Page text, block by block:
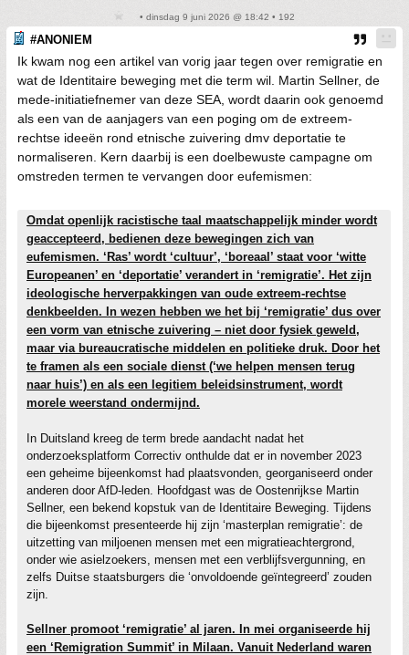
• dinsdag 9 juni 2026 @ 18:42 • 192
#ANONIEM
Ik kwam nog een artikel van vorig jaar tegen over remigratie en
wat de Identitaire beweging met die term wil. Martin Sellner, de
mede-initiatiefnemer van deze SEA, wordt daarin ook genoemd
als een van de aanjagers van een poging om de extreem-
rechtse ideeën rond etnische zuivering dmv deportatie te
normaliseren. Kern daarbij is een doelbewuste campagne om
omstreden termen te vervangen door eufemismen:
Omdat openlijk racistische taal maatschappelijk minder wordt
geaccepteerd, bedienen deze bewegingen zich van
eufemismen. ‘Ras’ wordt ‘cultuur’, ‘boreaal’ staat voor ‘witte
Europeanen’ en ‘deportatie’ verandert in ‘remigratie’. Het zijn
ideologische herverpakkingen van oude extreem-rechtse
denkbeelden. In wezen hebben we het bij ‘remigratie’ dus over
een vorm van etnische zuivering – niet door fysiek geweld,
maar via bureaucratische middelen en politieke druk. Door het
te framen als een sociale dienst (‘we helpen mensen terug
naar huis’) en als een legitiem beleidsinstrument, wordt
morele weerstand ondermijnd.
In Duitsland kreeg de term brede aandacht nadat het
onderzoeksplatform Correctiv onthulde dat er in november 2023
een geheime bijeenkomst had plaatsvonden, georganiseerd onder
anderen door AfD-leden. Hoofdgast was de Oostenrijkse Martin
Sellner, een bekend kopstuk van de Identitaire Beweging. Tijdens
die bijeenkomst presenteerde hij zijn ‘masterplan remigratie’: de
uitzetting van miljoenen mensen met een migratieachtergrond,
onder wie asielzoekers, mensen met een verblijfsvergunning, en
zelfs Duitse staatsburgers die ‘onvoldoende geïntegreerd’ zouden
zijn.
Sellner promoot ‘remigratie’ al jaren. In mei organiseerde hij
een ‘Remigration Summit’ in Milaan. Vanuit Nederland waren